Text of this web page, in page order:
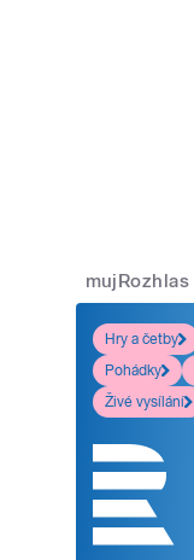
mujRozhlas
Hry a četby
Pohádky
Živé vysílání